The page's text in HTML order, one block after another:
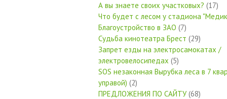
А вы знаете своих участковых? (17)
Что будет с лесом у стадиона
Благоустройство в ЗАО (7)
Судьба кинотеатра Брест (29)
Запрет езды на электросамокатах /
электровелосипедах (5)
SOS незаконная Вырубка леса в 7
управой) (2)
ПРЕДЛОЖЕНИЯ ПО САЙТУ(68)